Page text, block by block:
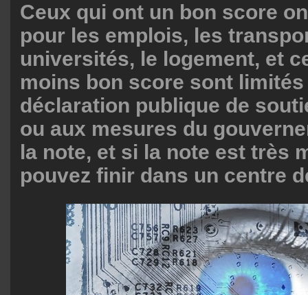
Ceux qui ont un bon score
pour les emplois, les
universités, le logement, et
moins bon score sont limités
déclaration publique de
ou aux mesures du
la note, et si la note est très
pouvez finir dans un centre